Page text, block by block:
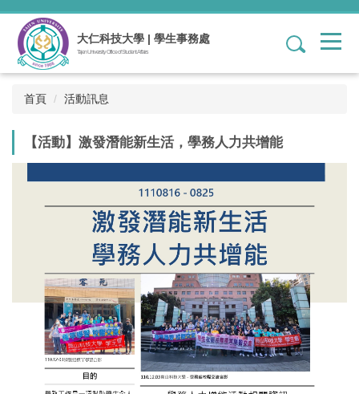
跳
主
要
內
大仁科技大學 | 學生事務處
Tajen University Office of Student Affairs
1
首頁 活動訊息
【活動】激發潛能新生活，學務人力共增能